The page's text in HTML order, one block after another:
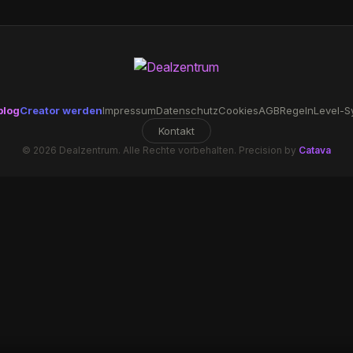
Creator werdenImpressumDatenschutzCookiesAGBRegelnLevel-
Kontakt
© 2026 Dealzentrum. Alle Rechte vorbehalten. Precision by Catava